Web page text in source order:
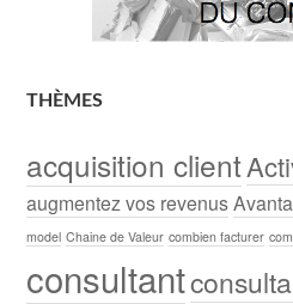
THÈMES
acquisition client
augmentez vos revenus
model Chaine de Valeur combien facturer
consultant